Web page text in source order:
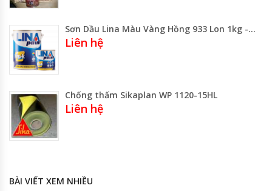
Sơn Dầu Lina Màu Vàng Hồng 933 Lon 1kg -3kg- 5kg -Thùng 20kg Gía Rẻ Gía Sỉ
Liên hệ
Chống thấm Sikaplan WP 1120-15HL
Liên hệ
BÀI VIẾT XEM NHIỀU